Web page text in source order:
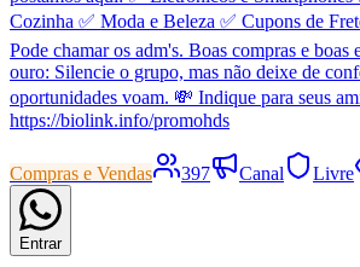
Cozinha ✅ Moda e Beleza ✅ Cupons de
Pode chamar os adm's. Boas compras e
ouro: Silencie o grupo, mas não deixe de
oportunidades voam. 💸 Indique para seus
https://biolink.info/promohds
Compras e Vendas 397 Canal Livre
Entrar